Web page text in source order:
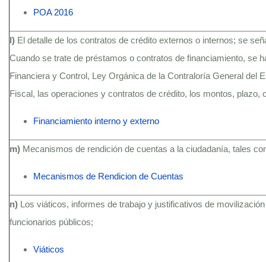
POA 2016
l) El detalle de los contratos de crédito externos o internos; se
Cuando se trate de préstamos o contratos de financiamiento, se
Financiera y Control, Ley Orgánica de la Contraloría General del
Fiscal, las operaciones y contratos de crédito, los montos, plazo,
Financiamiento interno y externo
m) Mecanismos de rendición de cuentas a la ciudadanía, tales
Mecanismos de Rendicion de Cuentas
n) Los viáticos, informes de trabajo y justificativos de
funcionarios públicos;
Viáticos